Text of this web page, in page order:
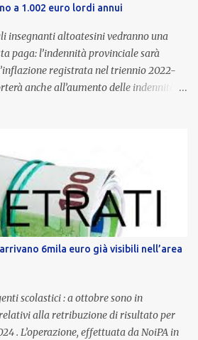
a 1.002 euro lordi annui
insegnanti altoatesini vedranno una
paga: l’indennità provinciale sarà
registrata nel triennio 2022-
anche all’aumento delle indennità di
di violenza di genere, in linea con la
l’obiettivo di offrire maggiore tutela e
L’indennità provinciale per i docenti
di una misura esclusiva della
che integra in maniera stabile lo
alle prerogative garantite
è un bonus temporaneo né un
una voce strutturale di retribuzione,
in base al cost...
6mila euro già visibili nell’area
scolastici : a ottobre sono in
alla retribuzione di risultato per
. L’operazione, effettuata da NoiPA in